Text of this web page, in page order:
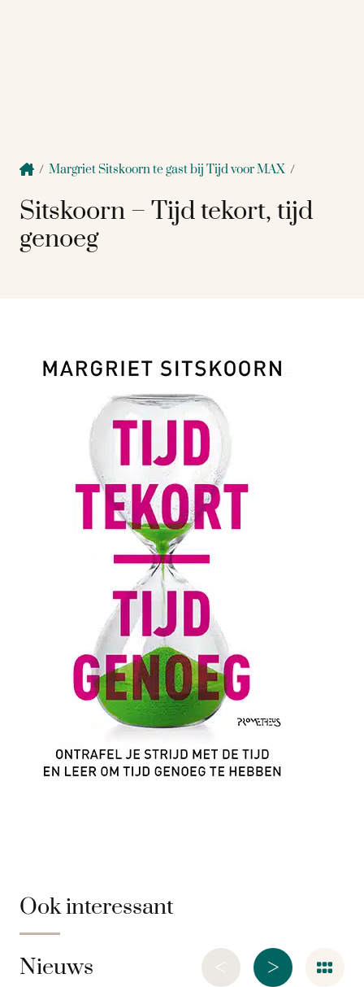
/ Margriet Sitskoorn te gast bij Tijd voor MAX /
Sitskoorn – Tijd tekort, tijd
genoeg
Ook interessant
Nieuws >
<